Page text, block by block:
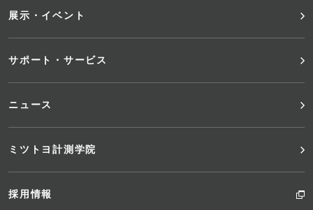
ュ
ー
展示・イベント
サポート・サービス
ニュース
ミツトヨ計測学院
採用情報